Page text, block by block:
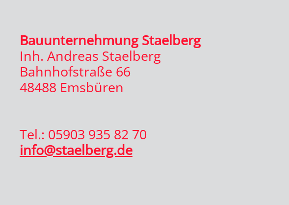
Bauunternehmung Staelberg
Inh. Andreas Staelberg
Bahnhofstraße 66
48488 Emsbüren
Tel.: 05903 935 82 70
info@staelberg.de